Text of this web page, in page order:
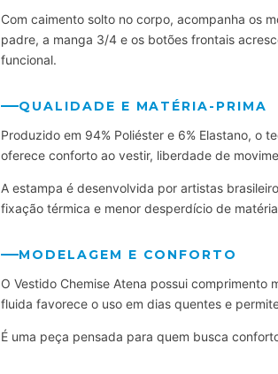
Com caimento solto no corpo, acompanha os
padre, a manga 3/4 e os botões frontais
funcional.
QUALIDADE E MATÉRIA-PRIMA
Produzido em 94% Poliéster e 6% Elastano, o
oferece conforto ao vestir, liberdade de
A estampa é desenvolvida por artistas
fixação térmica e menor desperdício de
MODELAGEM E CONFORTO
O Vestido Chemise Atena possui
fluida favorece o uso em dias quentes e
É uma peça pensada para quem busca